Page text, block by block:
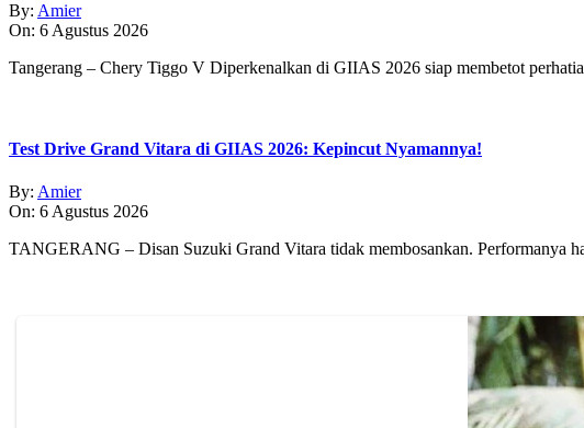
By: Amier
On: 6 Agustus 2026
Tangerang – Chery Tiggo V Diperkenalkan di GIIAS 2026 siap membetot
Test Drive Grand Vitara di GIIAS 2026: Kepincut Nyamannya!
By: Amier
On: 6 Agustus 2026
TANGERANG – Disan Suzuki Grand Vitara tidak membosankan. Performanya